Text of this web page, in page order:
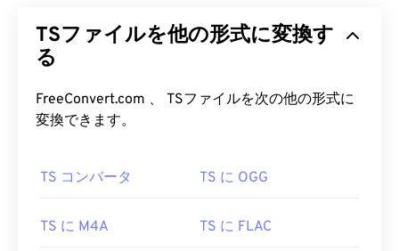
TSファイルを他の形式に変換す
る
FreeConvert.com 、 TSファイルを次の他の形式に
変換できます。
TS コンバータ TS に OGG
TS に M4A TS に FLAC